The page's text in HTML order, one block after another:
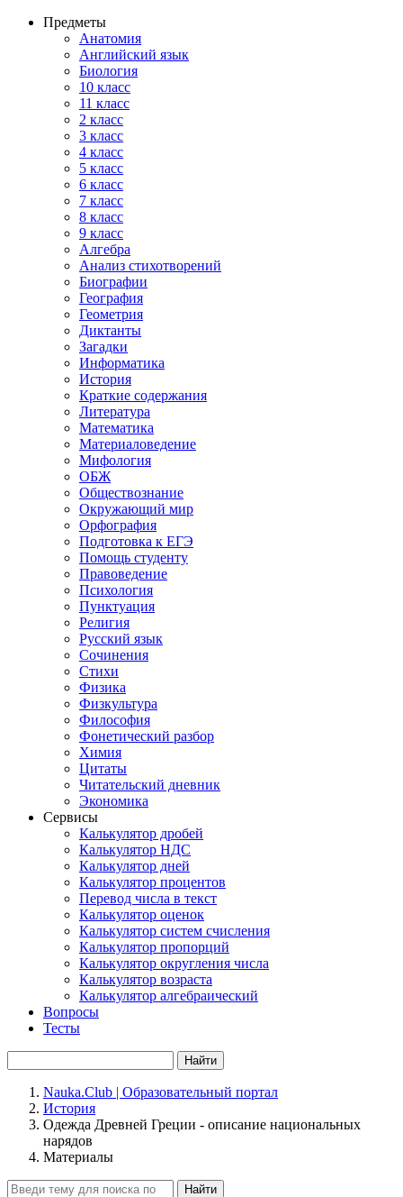
Предметы
Анатомия
Английский язык
Биология
10 класс
11 класс
2 класс
3 класс
4 класс
5 класс
6 класс
7 класс
8 класс
9 класс
Алгебра
Анализ стихотворений
Биографии
География
Геометрия
Диктанты
Загадки
Информатика
История
Краткие содержания
Литература
Математика
Материаловедение
Мифология
ОБЖ
Обществознание
Окружающий мир
Орфография
Подготовка к ЕГЭ
Помощь студенту
Правоведение
Психология
Пунктуация
Религия
Русский язык
Сочинения
Стихи
Физика
Физкультура
Философия
Фонетический разбор
Химия
Цитаты
Читательский дневник
Экономика
Сервисы
Калькулятор дробей
Калькулятор НДС
Калькулятор дней
Калькулятор процентов
Перевод числа в текст
Калькулятор оценок
Калькулятор систем счисления
Калькулятор пропорций
Калькулятор округления числа
Калькулятор возраста
Калькулятор алгебраический
Вопросы
Тесты
Найти
Nauka.Club | Образовательный портал
История
Одежда Древней Греции - описание национальных
нарядов
Материалы
Найти